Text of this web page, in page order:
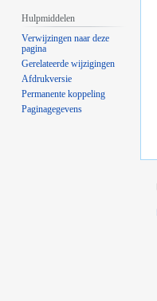
Hulpmiddelen
Verwijzingen naar deze
pagina
Gerelateerde wijzigingen
Afdrukversie
Permanente koppeling
Paginagegevens